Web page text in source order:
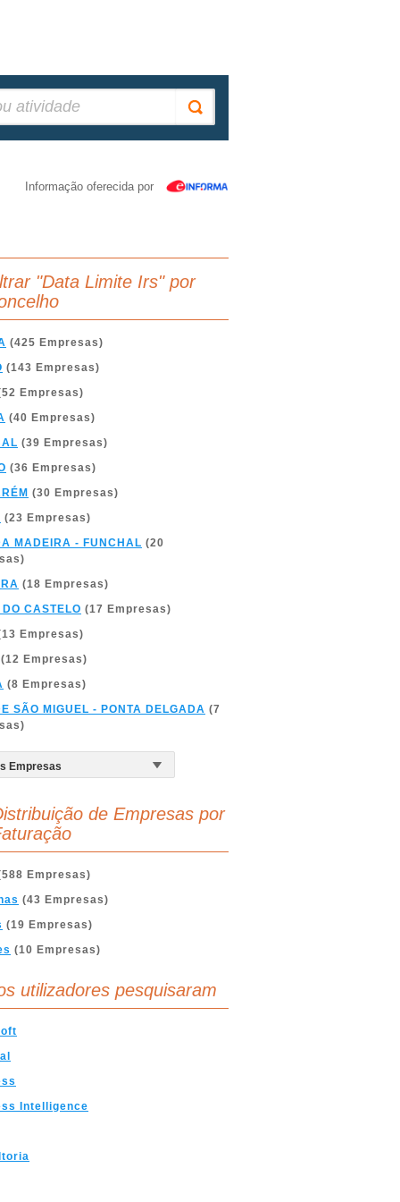
Informação oferecida por
"Data Limite Irs" por
(425 Empresas)
(143 Empresas)
Empresas)
(40 Empresas)
(39 Empresas)
(36 Empresas)
(30 Empresas)
(23 Empresas)
MADEIRA - FUNCHAL (20
(18 Empresas)
CASTELO (17 Empresas)
Empresas)
(12 Empresas)
(8 Empresas)
SÃO MIGUEL - PONTA DELGADA (7
de Empresas por
Empresas)
(43 Empresas)
(19 Empresas)
(10 Empresas)
utilizadores pesquisaram
Intelligence